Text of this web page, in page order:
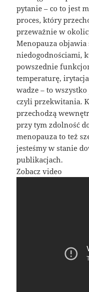
pytanie – co to jest
proces, który
przeważnie w
Menopauza
niedogodnościami,
powszednie
temperaturę,
wadze – to
czyli przekwitania.
przechodzą
przy tym zdolność
menopauza to też
jesteśmy w stanie
publikacjach.
Zobacz video